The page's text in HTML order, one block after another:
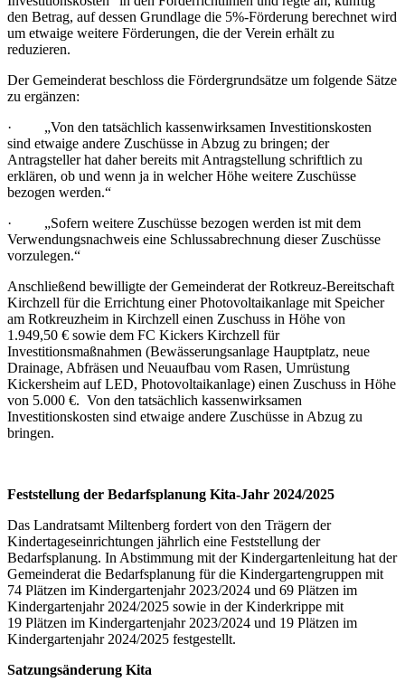
den Betrag, auf dessen Grundlage die 5%-Förderung berechnet wird
um etwaige weitere Förderungen, die der Verein erhält zu
reduzieren.
Der Gemeinderat beschloss die Fördergrundsätze um folgende Sätze
zu ergänzen:
· „Von den tatsächlich kassenwirksamen Investitionskosten
sind etwaige andere Zuschüsse in Abzug zu bringen; der
Antragsteller hat daher bereits mit Antragstellung schriftlich zu
erklären, ob und wenn ja in welcher Höhe weitere Zuschüsse
bezogen werden.“
· „Sofern weitere Zuschüsse bezogen werden ist mit dem
Verwendungsnachweis eine Schlussabrechnung dieser Zuschüsse
vorzulegen.“
Anschließend bewilligte der Gemeinderat der Rotkreuz-Bereitschaft
Kirchzell für die Errichtung einer Photovoltaikanlage mit Speicher
am Rotkreuzheim in Kirchzell einen Zuschuss in Höhe von
1.949,50 € sowie dem FC Kickers Kirchzell für
Investitionsmaßnahmen (Bewässerungsanlage Hauptplatz, neue
Drainage, Abfräsen und Neuaufbau vom Rasen, Umrüstung
Kickersheim auf LED, Photovoltaikanlage) einen Zuschuss in Höhe
von 5.000 €. Von den tatsächlich kassenwirksamen
Investitionskosten sind etwaige andere Zuschüsse in Abzug zu
bringen.
Feststellung der Bedarfsplanung Kita-Jahr 2024/2025
Das Landratsamt Miltenberg fordert von den Trägern der
Kindertageseinrichtungen jährlich eine Feststellung der
Bedarfsplanung. In Abstimmung mit der Kindergartenleitung hat der
Gemeinderat die Bedarfsplanung für die Kindergartengruppen mit
74 Plätzen im Kindergartenjahr 2023/2024 und 69 Plätzen im
Kindergartenjahr 2024/2025 sowie in der Kinderkrippe mit
19 Plätzen im Kindergartenjahr 2023/2024 und 19 Plätzen im
Kindergartenjahr 2024/2025 festgestellt.
Satzungsänderung Kita